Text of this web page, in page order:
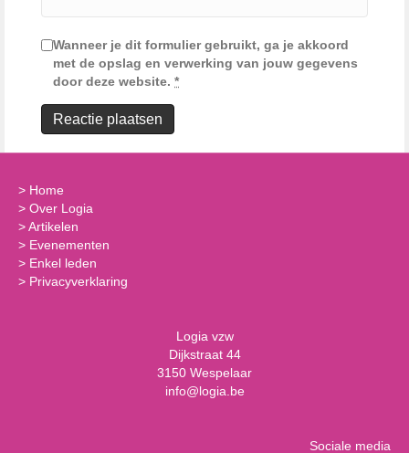
Wanneer je dit formulier gebruikt, ga je akkoord
met de opslag en verwerking van jouw gegevens
door deze website. *
> Home
> Over Logia
>Artikelen
> Evenementen
> Enkel leden
> Privacyverklaring
Logia vzw
Dijkstraat 44
3150 Wespelaar
info@logia.be
Sociale media